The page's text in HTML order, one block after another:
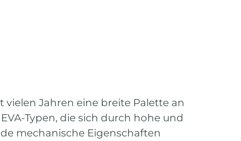
Jahren eine breite Palette an
Typen, die sich durch hohe und
mechanische Eigenschaften